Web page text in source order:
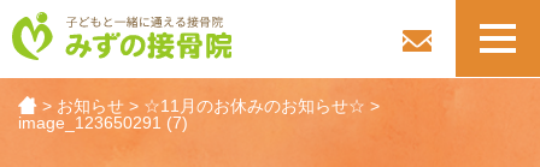
> お知らせ > ☆11月のお休みのお知らせ☆ >
image_123650291 (7)